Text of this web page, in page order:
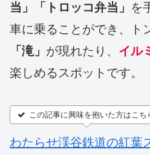
当」「トロッコ弁当」 を
車に乗ることができ、ト
「滝」 が現れたり、 イル
楽しめるスポットです。
この記事に興味を抱いた方はこち
わたらせ渓谷鉄道の紅葉